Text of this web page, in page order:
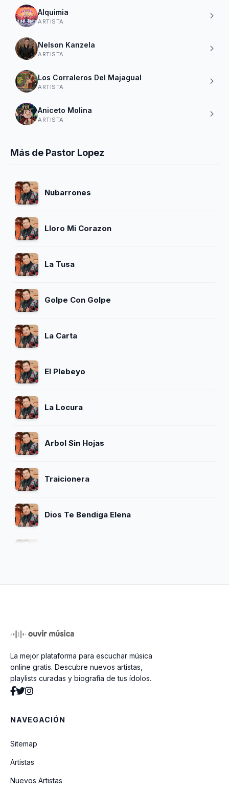
Alquimia
ARTISTA
Nelson Kanzela
ARTISTA
Los Corraleros Del Majagual
ARTISTA
Aniceto Molina
ARTISTA
Más de Pastor Lopez
Nubarrones
Lloro Mi Corazon
La Tusa
Golpe Con Golpe
La Carta
El Plebeyo
La Locura
Arbol Sin Hojas
Traicionera
Dios Te Bendiga Elena
Fue Por Una Cerveza
Fumando Y Tomando
La mejor plataforma para escuchar música
online gratis. Descubre nuevos artistas,
playlists curadas y biografía de tus ídolos.
NAVEGACIÓN
Sitemap
Artistas
Nuevos Artistas